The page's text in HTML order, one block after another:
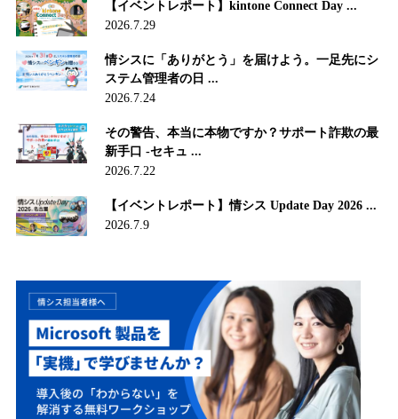
【イベントレポート】kintone Connect Day ...
2026.7.29
情シスに「ありがとう」を届けよう。一足先にシ
ステム管理者の日 ...
2026.7.24
その警告、本当に本物ですか？サポート詐欺の最
新手口 -セキュ ...
2026.7.22
【イベントレポート】情シス Update Day 2026 ...
2026.7.9